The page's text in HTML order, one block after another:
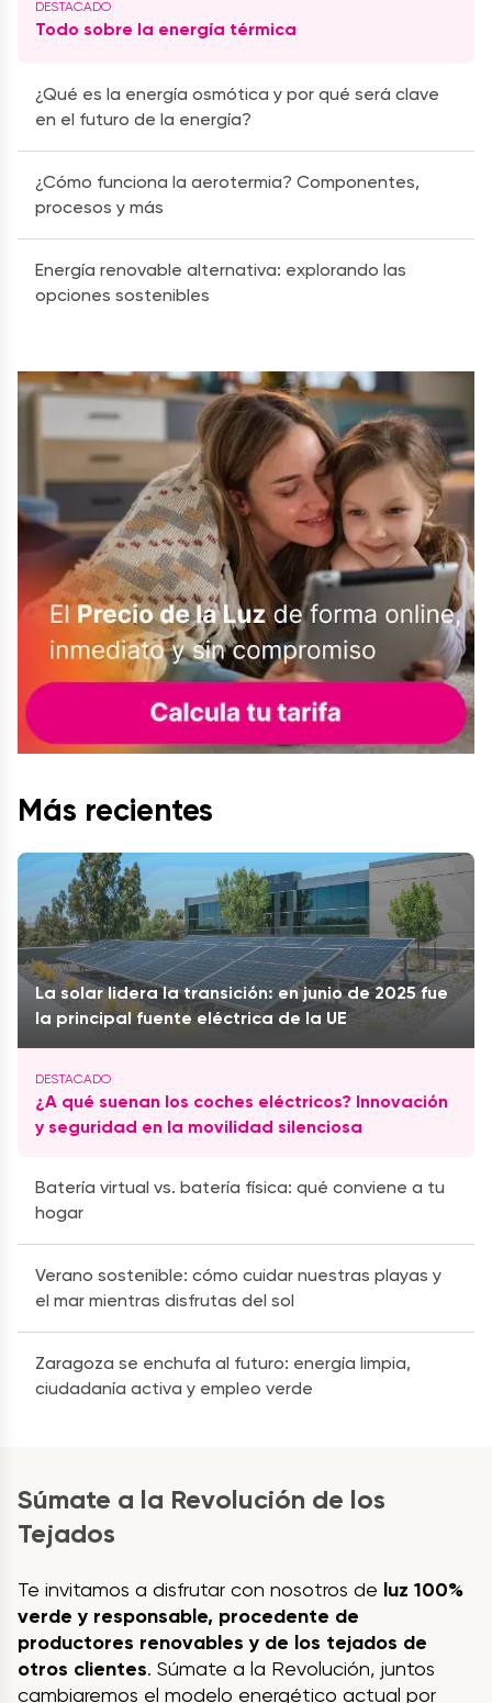
Todo sobre la energía térmica
¿Qué es la energía osmótica y por qué será clave
en el futuro de la energía?
¿Cómo funciona la aerotermia? Componentes,
procesos y más
Energía renovable alternativa: explorando las
opciones sostenibles
Más recientes
La solar lidera la transición: en junio de 2025 fue
la principal fuente eléctrica de la UE
¿A qué suenan los coches eléctricos? Innovación
y seguridad en la movilidad silenciosa
Batería virtual vs. batería física: qué conviene a tu
hogar
Verano sostenible: cómo cuidar nuestras playas y
el mar mientras disfrutas del sol
Zaragoza se enchufa al futuro: energía limpia,
ciudadanía activa y empleo verde
Súmate a la Revolución de los
Tejados
Te invitamos a disfrutar con nosotros de luz 100%
verde y responsable, procedente de
productores renovables y de los tejados de
otros clientes. Súmate a la Revolución, juntos
cambiaremos el modelo energético actual por